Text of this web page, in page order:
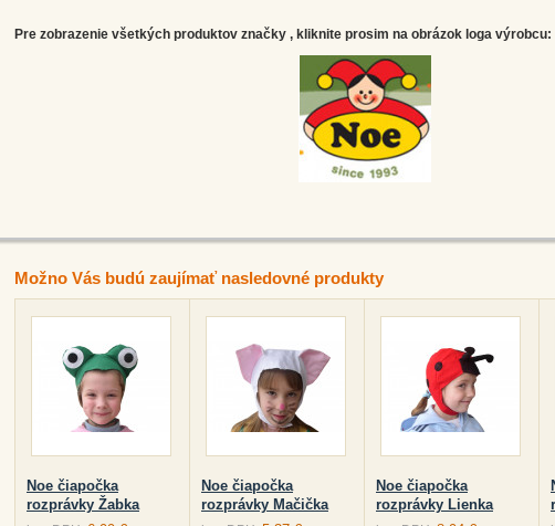
Pre zobrazenie všetkých produktov značky , kliknite prosim na obrázok loga výrobcu:
Možno Vás budú zaujímať nasledovné produkty
Noe čiapočka
rozprávky Žabka
Noe čiapočka
rozprávky Mačička
Noe čiapočka
rozprávky Lienka